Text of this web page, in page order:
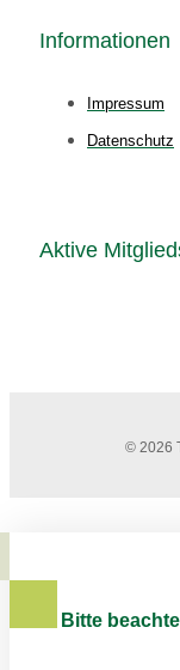
Informationen
Impressum
Datenschutz
Aktive
© 2026
Bitte